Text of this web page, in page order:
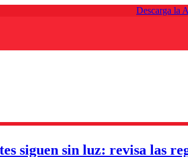
Descarga la
siguen sin luz: revisa las